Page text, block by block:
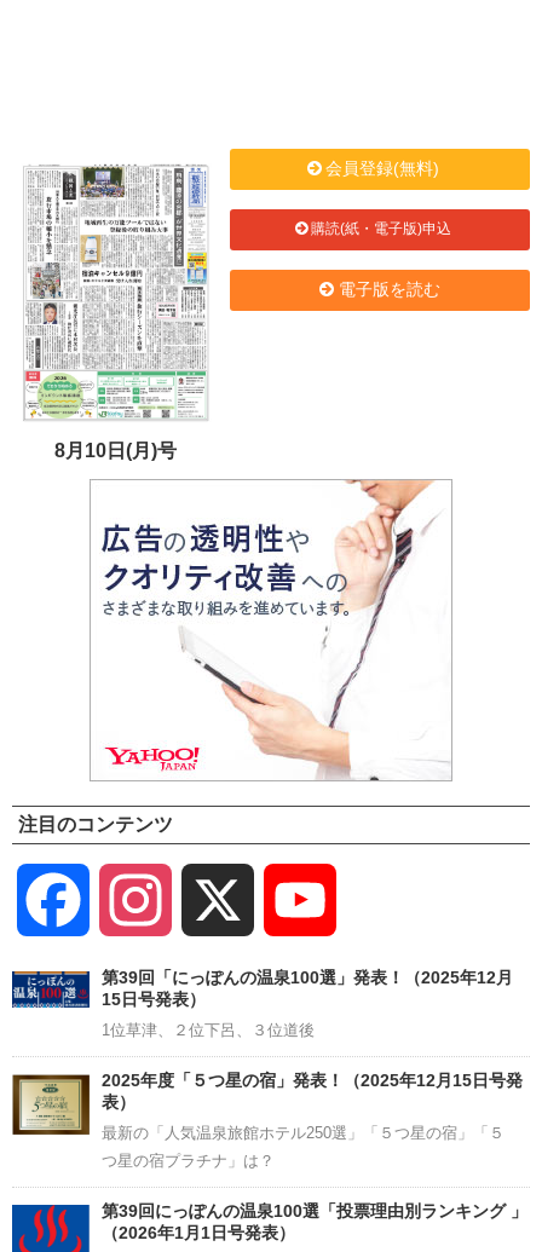
8月10日(月)号
会員登録(無料)
購読(紙・電子版)申込
電子版を読む
注目のコンテンツ
Facebook Instagram
Channel
第39回「にっぽんの温泉100選」発表！（2025年12月
15日号発表）
1位草津、２位下呂、３位道後
2025年度「５つ星の宿」発表！（2025年12月15日号発
表）
最新の「人気温泉旅館ホテル250選」「５つ星の宿」「５
つ星の宿プラチナ」は？
第39回にっぽんの温泉100選「投票理由別ランキング 」
（2026年1月1日号発表）